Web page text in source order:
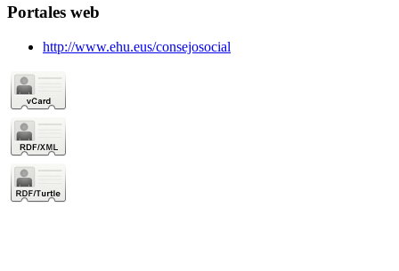
Portales web
http://www.ehu.eus/consejosocial